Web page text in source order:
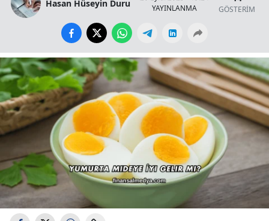
Hasan Hüseyin Duru
YAYINLANMA
GÖSTERİM